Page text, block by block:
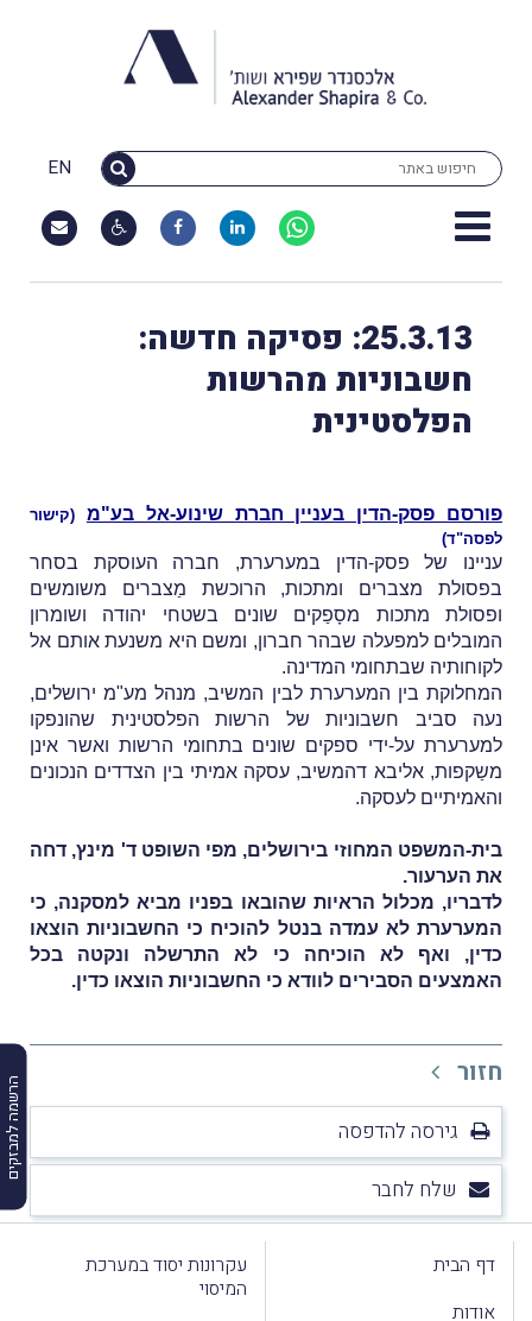
EN
הרשמה למבזקים
25.3.13: פסיקה חדשה:
חשבוניות מהרשות
הפלסטינית
פורסם פסק-הדין בעניין חברת שינוע-אל בע"מ (קישור
לפסה"ד)
עניינו של פסק-הדין במערערת, חברה העוסקת בסחר
בפסולת מצברים ומתכות, הרוכשת מַצברים משומשים
ופסולת מתכות מסָפַקים שונים בשטחי יהודה ושומרון
המובלים למפעלה שבהר חברון, ומשם היא משנעת אותם אל
לקוחותיה שבתחומי המדינה.
המחלוקת בין המערערת לבין המשיב, מנהל מע"מ ירושלים,
נעה סביב חשבוניות של הרשות הפלסטינית שהונפקו
למערערת על-ידי ספקים שונים בתחומי הרשות ואשר אינן
משַקפות, אליבא דהמשיב, עסקה אמיתי בין הצדדים הנכונים
והאמיתיים לעסקה.
בית-המשפט המחוזי בירושלים, מפי השופט ד' מינץ, דחה
את הערעור.
לדבריו, מכלול הראיות שהובאו בפניו מביא למסקנה, כי
המערערת לא עמדה בנטל להוכיח כי החשבוניות הוצאו
כדין, ואף לא הוכיחה כי לא התרשלה ונקטה בכל
האמצעים הסבירים לוודא כי החשבוניות הוצאו כדין.
חזור
גירסה להדפסה
שלח לחבר
דף הבית
אודות
עקרונות יסוד במערכת
המיסוי